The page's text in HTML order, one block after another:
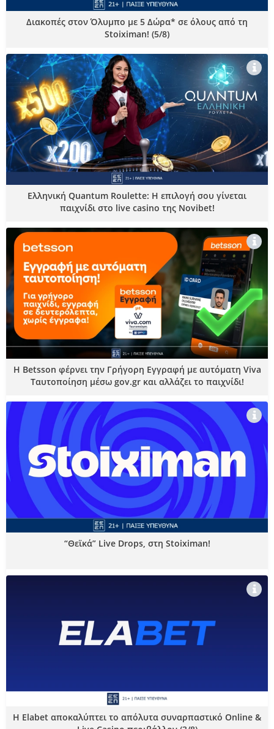
Διακοπές στον Όλυμπο με 5 Δώρα* σε όλους από τη
Stoiximan! (5/8)
Ελληνική Quantum Roulette: Η επιλογή σου γίνεται
παιχνίδι στο live casino της Novibet!
Η Betsson φέρνει την Γρήγορη Εγγραφή με αυτόματη Viva
Ταυτοποίηση μέσω gov.gr και αλλάζει το παιχνίδι!
“Θεϊκά” Live Drops, στη Stoiximan!
Η Elabet αποκαλύπτει το απόλυτα συναρπαστικό Online &